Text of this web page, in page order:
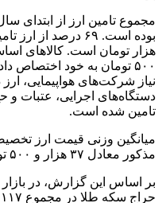
۵۰۰ تومان به خود
نیاز شرکت‌های هواپیمایی، ارز
تامین شده است.
میانگین وزنی قیمت ارز
مذکور معادل ۳۷ هزار و ۵۰۰ تومان است.